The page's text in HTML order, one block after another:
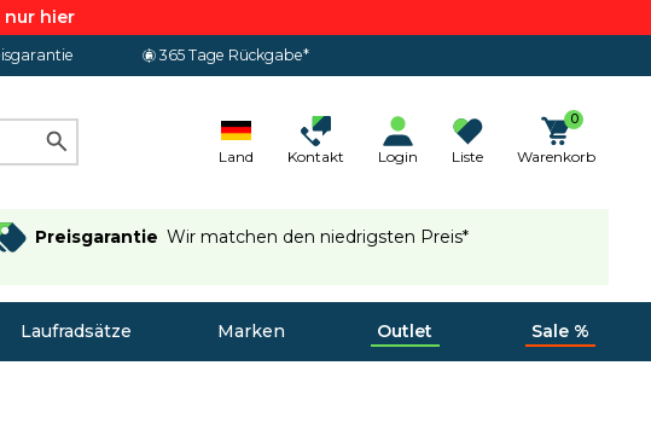
nur hier
365 Tage Rückgabe*
Land Kontakt Login Liste
0
Warenkorb
Preisgarantie Wir matchen den niedrigsten Preis*
Laufradsätze Marken Outlet Sale %